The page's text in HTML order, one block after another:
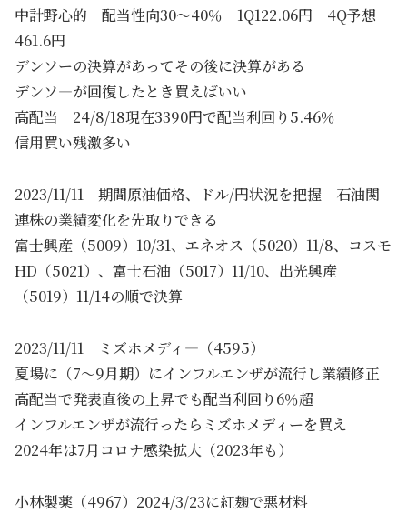
中計野心的 配当性向30～40％ 1Q122.06円 4Q予想
461.6円
デンソーの決算があってその後に決算がある
デンソ―が回復したとき買えばいい
高配当 24/8/18現在3390円で配当利回り5.46％
信用買い残激多い
2023/11/11 期間原油価格、ドル/円状況を把握 石油関
連株の業績変化を先取りできる
富士興産（5009）10/31、エネオス（5020）11/8、コスモ
HD（5021）、富士石油（5017）11/10、出光興産
（5019）11/14の順で決算
2023/11/11 ミズホメディ―（4595）
夏場に（7～9月期）にインフルエンザが流行し業績修正
高配当で発表直後の上昇でも配当利回り6％超
インフルエンザが流行ったらミズホメディーを買え
2024年は7月コロナ感染拡大（2023年も）
小林製薬（4967）2024/3/23に紅麹で悪材料